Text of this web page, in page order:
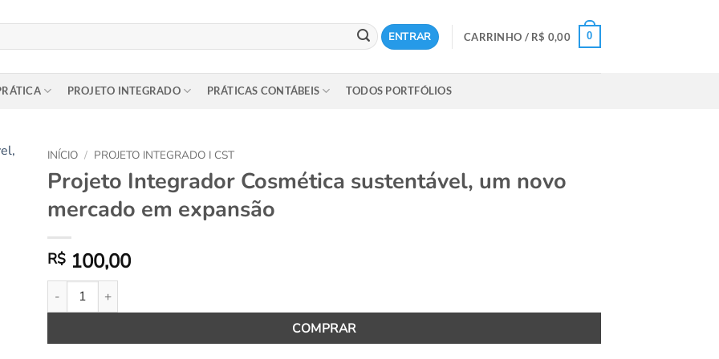
ENTRAR CARRINHO / R$ 0,00 0
PROJETO INTEGRADO PRÁTICAS CONTÁBEIS TODOS PORTFÓLIOS
INÍCIO / PROJETO INTEGRADO I CST
Projeto Integrador Cosmética sustentável, um novo
mercado em expansão
R$ 100,00
Projeto Integrador Cosmética sustentável, um novo mercado em expansão quantidade
COMPRAR